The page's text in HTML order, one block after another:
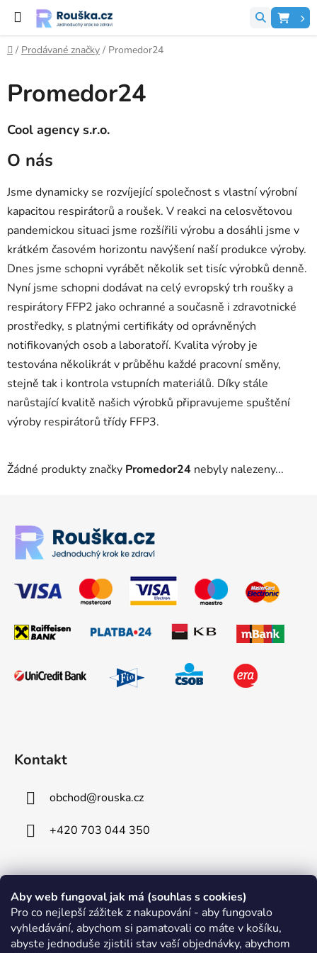
Aby web fungoval jak má (souhlas s cookies)
Pro co nejlepší zážitek z nakupování - aby fungovalo
vyhledávání, abychom si pamatovali co máte v košíku,
abyste jednoduše zjistili stav vaší objednávky, abychom
Přejít na obsah
Hledat
Domů
/ Prodávané značky / Promedor24
Promedor24
Cool agency s.r.o.
O nás
Jsme dynamicky se rozvíjející společnost s vlastní výrobní
kapacitou respirátorů a roušek. V reakci na celosvětovou
pandemickou situaci jsme rozšířili výrobu a dosáhli jsme v
krátkém časovém horizontu navýšení naší produkce výroby.
Dnes jsme schopni vyrábět několik set tisíc výrobků denně.
Nyní jsme schopni dodávat na celý evropský trh roušky a
respirátory FFP2 jako ochranné a současně i zdravotnické
prostředky, s platnými certifikáty od oprávněných
notifikovaných osob a laboratoří. Kvalita výroby je
testována několikrát v průběhu každé pracovní směny,
stejně tak i kontrola vstupních materiálů. Díky stále
narůstající kvalitě našich výrobků připravujeme spuštění
výroby respirátorů třídy FFP3.
Žádné produkty značky Promedor24 nebyly nalezeny...
Kontakt
obchod@rouska.cz
+420 703 044 350
Informace pro vás
Obchodní podmínky
Podmínky ochrany osobních údajů